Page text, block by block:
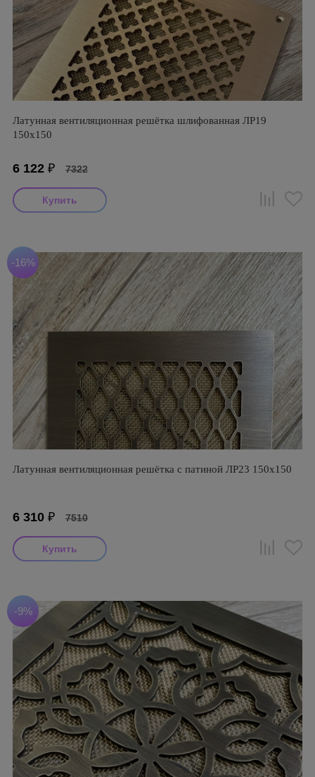
Латунная вентиляционная решётка шлифованная ЛР19
150х150
6 122 ₽ 7322
-16%
Латунная вентиляционная решётка с патиной ЛР23 150х150
6 310 ₽ 7510
-9%